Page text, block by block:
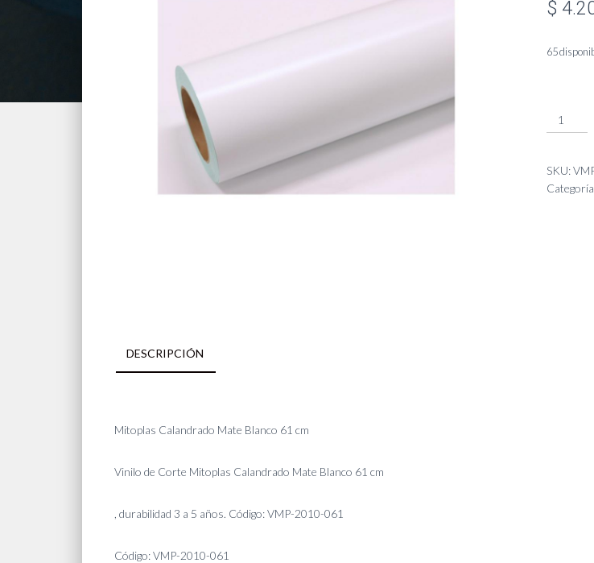
$
65
Mitoplas
Blanco
61
SKU:
DESCRIPCIÓN
Mitoplas Calandrado Mate Blanco 61 cm
Vinilo de Corte Mitoplas Calandrado Mate Blanco 61 cm
, durabilidad 3 a 5 años. Código: VMP-2010-061
Código: VMP-2010-061